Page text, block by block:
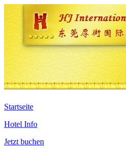
Startseite
Hotel Info
Jetzt buchen